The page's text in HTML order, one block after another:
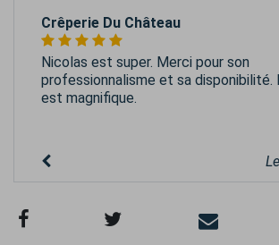
Crêperie Du Château
Nicolas est super. Merci pour son
professionnalisme et sa disponibilité.
est magnifique.